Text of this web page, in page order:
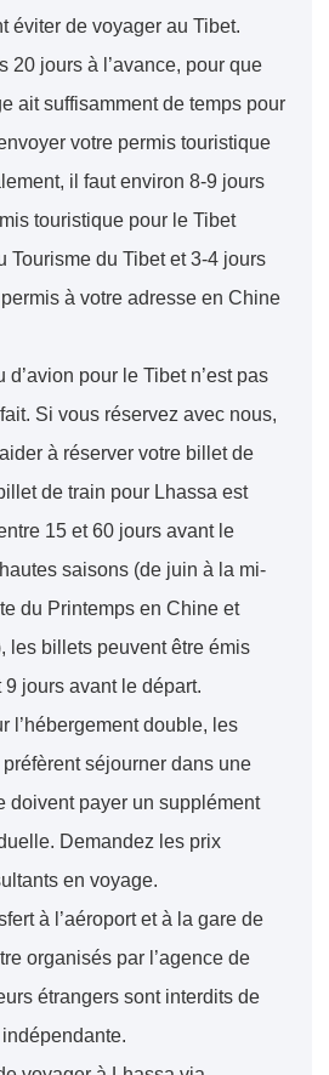
éviter de voyager au Tibet.
20 jours à l’avance, pour que
ait suffisamment de temps pour
votre permis touristique
il faut environ 8-9 jours
touristique pour le Tibet
Tourisme du Tibet et 3-4 jours
à votre adresse en Chine
pour le Tibet n’est pas
Si vous réservez avec nous,
à réserver votre billet de
de train pour Lhassa est
15 et 60 jours avant le
saisons (de juin à la mi-
du Printemps en Chine et
les billets peuvent être émis
jours avant le départ.
l’hébergement double, les
séjourner dans une
doivent payer un supplément
Demandez les prix
en voyage.
à l’aéroport et à la gare de
organisés par l’agence de
étrangers sont interdits de